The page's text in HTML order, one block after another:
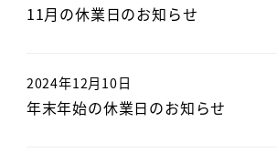
11月の休業日のお知らせ
年末年始の休業日のお知らせ
2024年12月10日